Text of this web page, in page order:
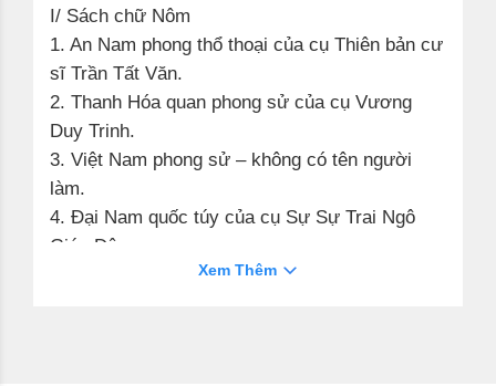
I/ Sách chữ Nôm
1. An Nam phong thổ thoại của cụ Thiên bản cư
sĩ Trần Tất Văn.
2. Thanh Hóa quan phong sử của cụ Vương
Duy Trinh.
3. Việt Nam phong sử – không có tên người
làm.
4. Đại Nam quốc túy của cụ Sự Sự Trai Ngô
Giáp Đậu.
Xem Thêm